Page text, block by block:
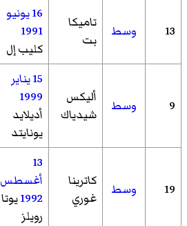
13 وسط
تاميكا
بت
16 يونيو
1991
كليب إل
9 وسط
أليكس
شيدياك
15 يناير
1999
أديلايد
يونايتد
19 وسط
كاترينا
غوري
13
أغسطس
1992يوتا
رويلز